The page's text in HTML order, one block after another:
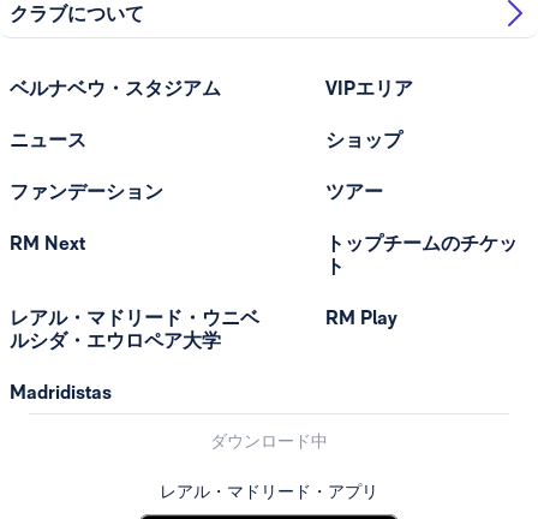
クラブについて
ベルナベウ・スタジアム
ニュース
ファンデーション
RM Next
レアル・マドリード・ウニベ
ルシダ・エウロペア大学
Madridistas
VIPエリア
ショップ
ツアー
トップチームのチケッ
ト
RM Play
ダウンロード中
レアル・マドリード・アプリ